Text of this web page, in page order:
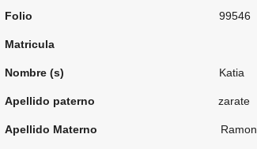
Folio 99546
Matricula
Nombre (s) Katia
Apellido paterno zarate
Apellido Materno Ramon